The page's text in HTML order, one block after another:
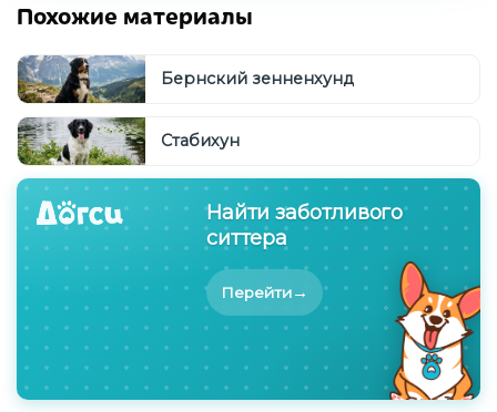
Похожие материалы
Бернский зенненхунд
Стабихун
Найти заботливого
ситтера
Перейти→